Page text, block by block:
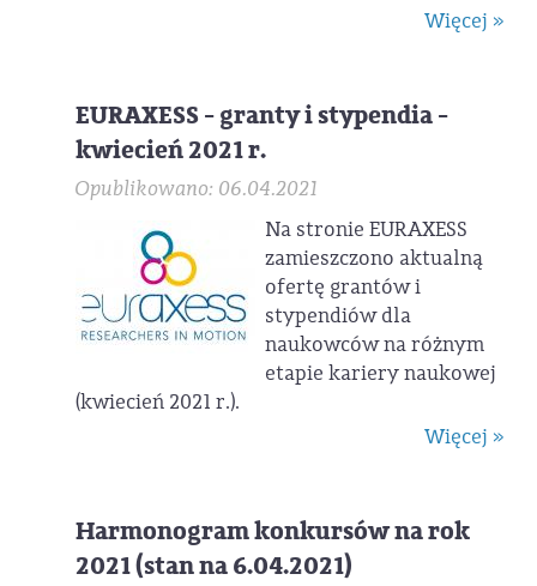
Więcej »
EURAXESS - granty i stypendia -
kwiecień 2021 r.
Opublikowano: 06.04.2021
Na stronie EURAXESS
zamieszczono aktualną
ofertę grantów i
stypendiów dla
naukowców na różnym
etapie kariery naukowej
(kwiecień 2021 r.).
Więcej »
Harmonogram konkursów na rok
2021 (stan na 6.04.2021)